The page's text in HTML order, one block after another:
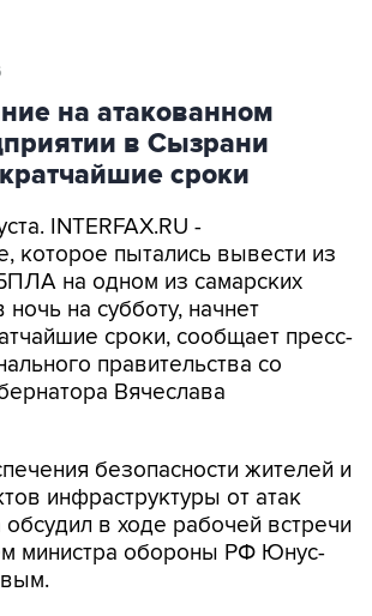
на атакованном
в Сызрани
сроки
INTERFAX.RU -
которое пытались вывести из
на одном из самарских
ночь на субботу, начнет
сроки, сообщает пресс-
правительства со
Вячеслава
безопасности жителей и
инфраструктуры от атак
обсудил в ходе рабочей встречи
министра обороны РФ Юнус-